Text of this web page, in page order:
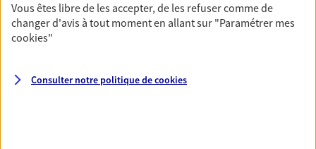
Préparer votre avenir
nos différentes solutions. Nous vous accompagnons
dans vos projets de vie en privilégiant une relation de
Vous êtes libre de les accepter, de les refuser comme de
changer d'avis à tout moment en allant sur "Paramétrer mes
cookies"
Consulter notre politique decookies